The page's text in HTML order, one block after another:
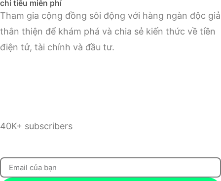
chi tiêu miễn phí
Tham gia cộng đồng sôi động với hàng ngàn độc giả
thân thiện để khám phá và chia sẻ kiến thức về tiền
điện tử, tài chính và đầu tư.
40K+ subscribers